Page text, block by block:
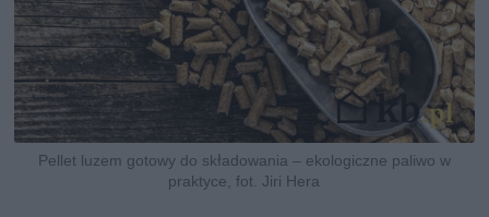
Pellet luzem gotowy do składowania – ekologiczne paliwo w
praktyce, fot. Jiri Hera